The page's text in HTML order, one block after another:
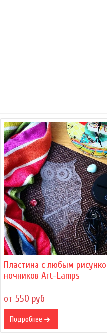
Пластина с любым
ночников Art-Lamps
от 550 руб
Подробнее